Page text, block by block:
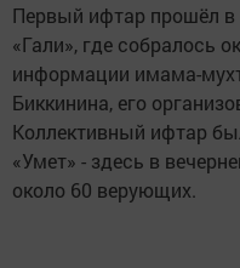
Первый ифтар прошёл в
«Гали», где собралось
информации имама-
Биккинина, его
Коллективный ифтар
«Умет» - здесь в
около 60 верующих.